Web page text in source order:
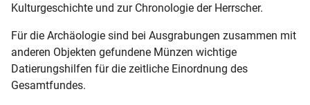
Kulturgeschichte und zur Chronologie der Herrscher.
Für die Archäologie sind bei Ausgrabungen zusammen mit
anderen Objekten gefundene Münzen wichtige
Datierungshilfen für die zeitliche Einordnung des
Gesamtfundes.